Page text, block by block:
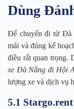
Dùng
Để chuyến đi từ Đà
mái và đúng kế
điều rất quan trọng.
xe Đà Nẵng đi Hội
lượng xe và dịch vụ
5.1 Stargo.rent